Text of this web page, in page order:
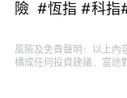
險  #恆指 #科
風險及免責聲明：以上內
構成任何投資建議，富途